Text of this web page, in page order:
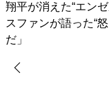
翔平が消えた“エン
スファンが語った“
だ」